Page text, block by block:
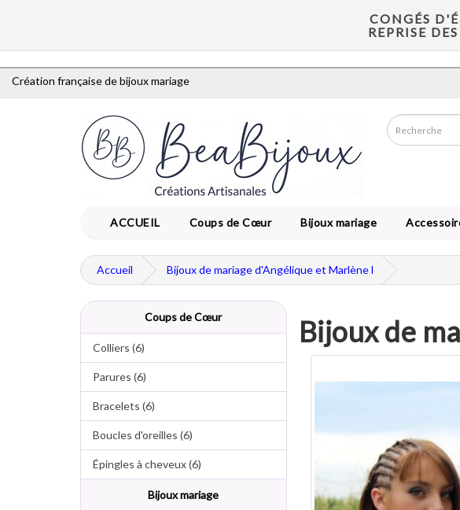
CONGÉS
REPRISE
Création française de bijoux mariage
ACCUEIL Coups de Cœur Bijoux mariage
Accueil Bijoux de mariage d'Angélique et Marlène l
Coups de Cœur
Colliers (6)
Parures (6)
Bracelets (6)
Boucles d'oreilles (6)
Épingles à cheveux (6)
Bijoux mariage
Bijoux de